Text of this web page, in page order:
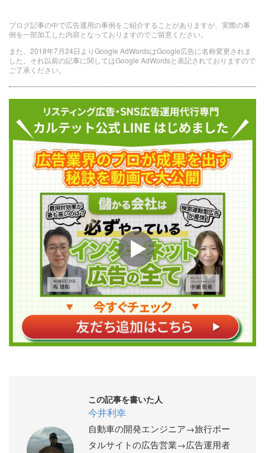
ブログ記事の中で広告運用の事例をご紹介することがありますが、実際の事
例を一部加工した内容となっておりますのでご留意ください。
また、2018年7月24日よりGoogle AdWordsはGoogle広告に名称変更されま
した。それ以前の記事に関してはGoogle AdWordsと表記されておりますので
ご了承ください。
この記事を書いた人
今井利幸
自動車の開発エンジニア→旅行ポー
タルサイトの広告営業→広告運用者